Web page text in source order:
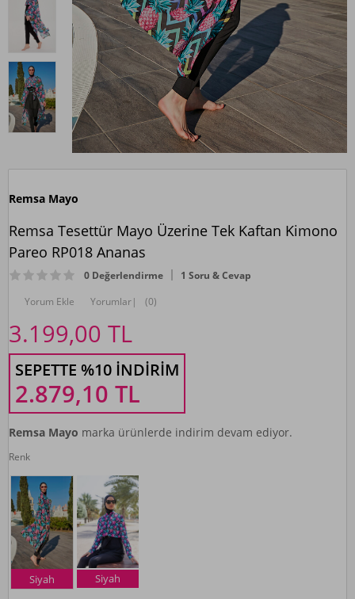
Remsa Mayo
Remsa Tesettür Mayo Üzerine Tek Kaftan Kimono
Pareo RP018 Ananas
0 Değerlendirme
1 Soru & Cevap
Yorum Ekle
Yorumlar| (0)
3.199,00 TL
SEPETTE %10 İNDIRIM
2.879,10 TL
Remsa Mayo marka ürünlerde indirim devam ediyor.
Renk
Siyah Siyah